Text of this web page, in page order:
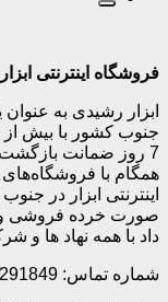
فروشگاه اینترنتی
ابزار رشیدی به
جنوب کشور با بیش از
7 روز ضمانت
همگام با
اینترنتی ابزار در
صورت خرده فروشی و
داد با همه نهاد ها و
شماره تماس: 07734291849